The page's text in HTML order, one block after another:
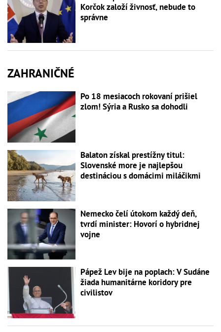
Korčok založí živnosť, nebude to
správne
ZAHRANIČNÉ
Po 18 mesiacoch rokovaní prišiel
zlom! Sýria a Rusko sa dohodli
Balaton získal prestížny titul:
Slovenské more je najlepšou
destináciou s domácimi miláčikmi
Nemecko čelí útokom každý deň,
tvrdí minister: Hovorí o hybridnej
vojne
Pápež Lev bije na poplach: V Sudáne
žiada humanitárne koridory pre
civilistov